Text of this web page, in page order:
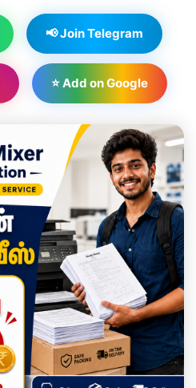
📢 Join Telegram
⭐ Add on Google